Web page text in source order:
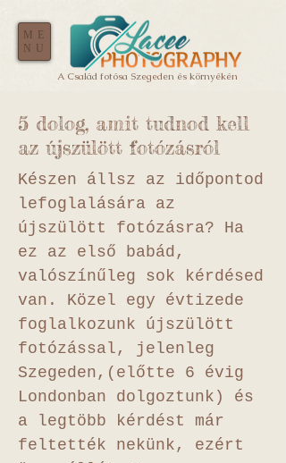
A Család fotósa Szegeden és környékén
ME
NU
5 dolog, amit tudnod kell
az újszülött fotózásról
Készen állsz az időpontod
lefoglalására az
újszülött fotózásra? Ha
ez az első babád,
valószínűleg sok kérdésed
van. Közel egy évtizede
foglalkozunk újszülött
fotózással, jelenleg
Szegeden,(előtte 6 évig
Londonban dolgoztunk) és
a legtöbb kérdést már
feltették nekünk, ezért